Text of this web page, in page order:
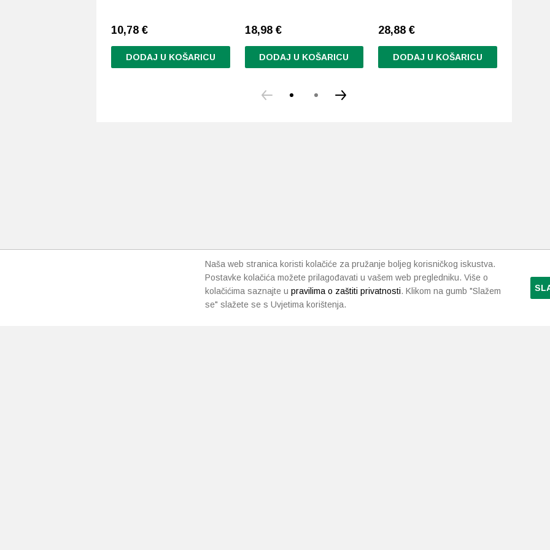
10,78 €
DODAJ U KOŠARICU
18,98 €
DODAJ U KOŠARICU
28,88€
DODAJ U KOŠARICU
Naša web stranica koristi kolačiće za pružanje boljeg korisničkog iskustva.
Postavke kolačića možete prilagođavati u vašem web pregledniku. Više o
kolačićima saznajte u pravilima o zaštiti privatnosti. Klikom na gumb "Slažem
se" slažete se s Uvjetima korištenja.